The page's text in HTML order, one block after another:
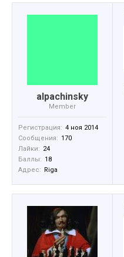
alpachinsky
Member
Регистрация: 4 ноя 2014
Сообщения: 170
Лайки: 24
Баллы: 18
Адрес: Riga